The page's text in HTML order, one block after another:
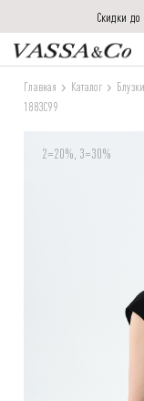
Скидки до
Главная Каталог
1883C99
2=20%, 3=30%